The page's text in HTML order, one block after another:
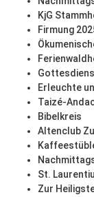
KjG
Firmung
Erleuchte
Taizé-
Bibelkreis
Altenclub
St.
Zur